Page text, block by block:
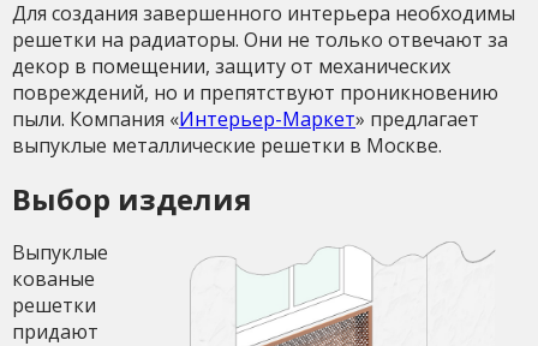
Для создания завершенного интерьера необходимы
решетки на радиаторы. Они не только отвечают за
декор в помещении, защиту от механических
повреждений, но и препятствуют проникновению
пыли. Компания «Интерьер-Маркет» предлагает
выпуклые металлические решетки в Москве.
Выбор изделия
Выпуклые
кованые
решетки
придают